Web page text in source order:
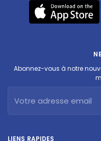
LIENS RAPIDES
Abonnez-vous à notre